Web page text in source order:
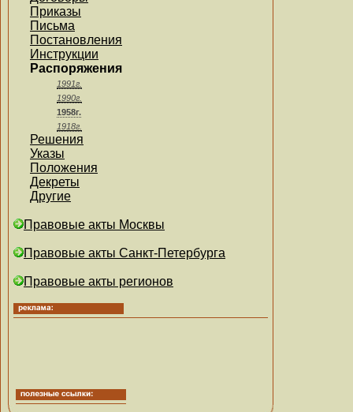
Приказы
Письма
Постановления
Инструкции
Распоряжения
1991г.
1990г.
1958г.
1918г.
Решения
Указы
Положения
Декреты
Другие
Правовые акты Москвы
Правовые акты Санкт-Петербурга
Правовые акты регионов